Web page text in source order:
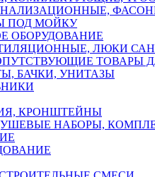
ПОД МОЙКУ
ОБОРУДОВАНИЕ
ЛЮКИ
ТОВАРЫ
БАЧКИ, УНИТАЗЫ
КРОНШТЕЙНЫ
НАБОРЫ,